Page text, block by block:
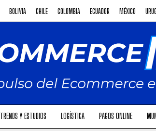
BOLIVIA CHILE COLOMBIA ECUADOR MÉXICO
TRENDS Y ESTUDIOS LOGÍSTICA PAGOS ONLINE